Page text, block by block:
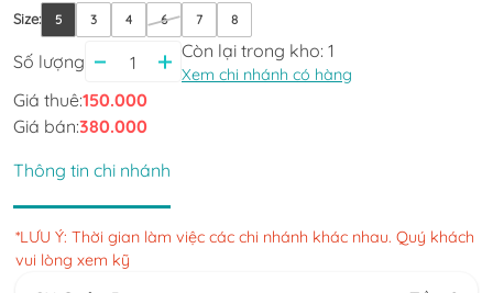
Size: 5 3 4 6 7 8
Số lượng
Còn lại trong kho: 1
Xem chi nhánh có hàng
Giá thuê:150.000
Giá bán:380.000
Thông tin chi nhánh
*LƯU Ý: Thời gian làm việc các chi nhánh khác nhau. Quý khách
vui lòng xem kỹ